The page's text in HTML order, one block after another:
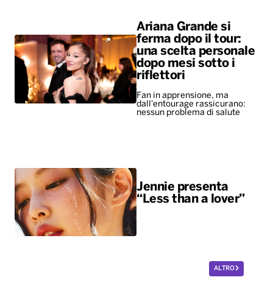
Ariana Grande si
ferma dopo il tour:
una scelta personale
dopo mesi sotto i
riflettori
Fan in apprensione, ma
dall'entourage rassicurano:
nessun problema di salute
Jennie presenta
“Less than a lover”
ALTRO